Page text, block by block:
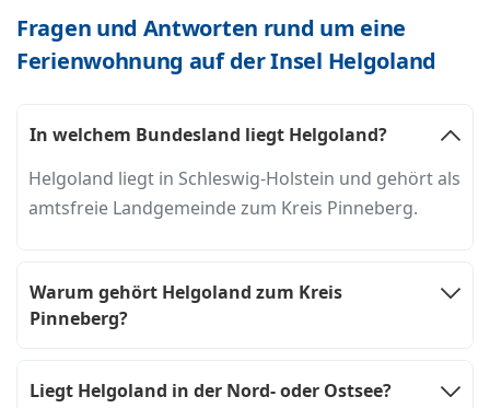
Fragen und Antworten rund um eine
Ferienwohnung auf der Insel Helgoland
In welchem Bundesland liegt Helgoland?
Helgoland liegt in Schleswig-Holstein und gehört als
amtsfreie Landgemeinde zum Kreis Pinneberg.
Warum gehört Helgoland zum Kreis
Pinneberg?
Liegt Helgoland in der Nord- oder Ostsee?